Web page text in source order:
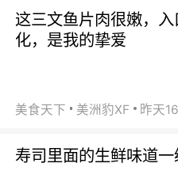
这三文鱼片肉很嫩，入
化，是我的挚爱
美食天下 美洲豹XF 昨天
寿司里面的生鲜味道